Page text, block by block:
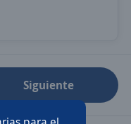
Siguiente